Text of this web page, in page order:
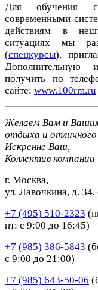
Для обучения
современными
действиям в
ситуациях мы
(спецкурсы),
получить по
сайте: www.100rm.ru
Желаем Вам и Вашим
отдыха и
Искренне Ваш,
Коллектив
г. Москва,
ул. Лавочкина, д.
+7 (495) 510-2323
пт: с 9:00 до 16:45)
+7 (985) 386-5843
с 9:00 до 21:00)
+7 (985) 643-50-06